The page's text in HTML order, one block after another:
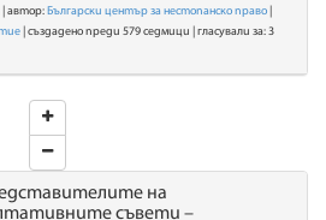
| автор: Български център за нестопанско право
| създадено преди 579 седмици | гласували за: 3
на
съвети –